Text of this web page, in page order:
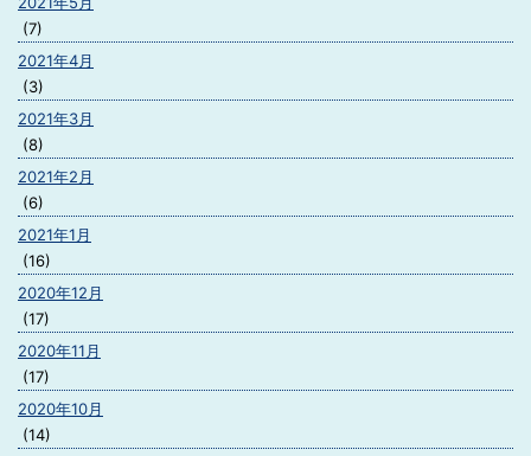
(7)
2021年4月
(3)
2021年3月
(8)
2021年2月
(6)
2021年1月
(16)
2020年12月
(17)
2020年11月
(17)
2020年10月
(14)